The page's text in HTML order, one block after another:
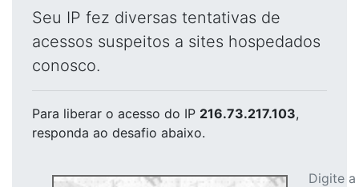
Seu IP fez diversas tentativas de
acessos suspeitos a sites hospedados
conosco.
Para liberar o acesso do IP 216.73.217.103,
responda ao desafio abaixo.
Digite